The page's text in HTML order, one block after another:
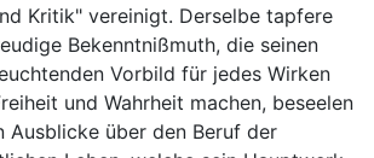
Kritik" vereinigt. Derselbe tapfere
Bekenntnißmuth, die seinen
Vorbild für jedes Wirken
und Wahrheit machen, beseelen
Ausblicke über den Beruf der